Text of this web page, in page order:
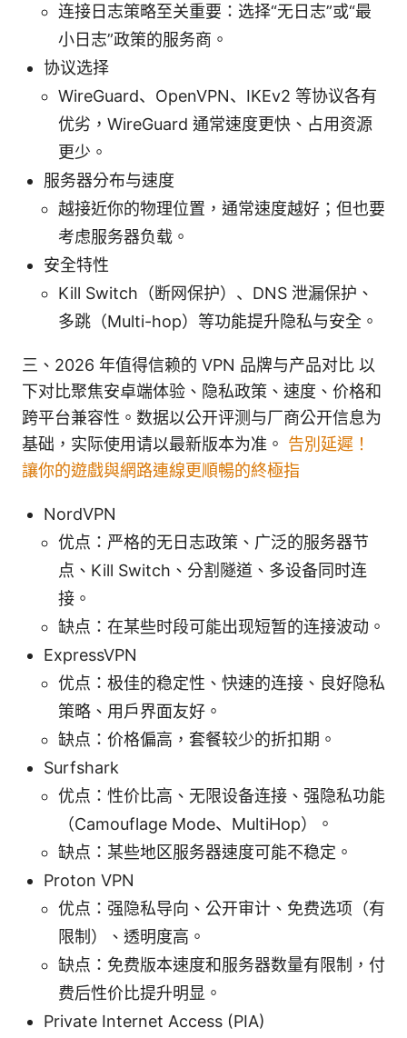
连接日志策略至关重要：选择“无日志”或“最
小日志”政策的服务商。
协议选择
WireGuard、OpenVPN、IKEv2 等协议各有
优劣，WireGuard 通常速度更快、占用资源
更少。
服务器分布与速度
越接近你的物理位置，通常速度越好；但也要
考虑服务器负载。
安全特性
Kill Switch（断网保护）、DNS 泄漏保护、
多跳（Multi-hop）等功能提升隐私与安全。
三、2026 年值得信赖的 VPN 品牌与产品对比 以
下对比聚焦安卓端体验、隐私政策、速度、价格和
跨平台兼容性。数据以公开评测与厂商公开信息为
基础，实际使用请以最新版本为准。 告別延遲！
讓你的遊戲與網路連線更順暢的終極指
NordVPN
优点：严格的无日志政策、广泛的服务器节
点、Kill Switch、分割隧道、多设备同时连
接。
缺点：在某些时段可能出现短暂的连接波动。
ExpressVPN
优点：极佳的稳定性、快速的连接、良好隐私
策略、用户界面友好。
缺点：价格偏高，套餐较少的折扣期。
Surfshark
优点：性价比高、无限设备连接、强隐私功能
（Camouflage Mode、MultiHop）。
缺点：某些地区服务器速度可能不稳定。
Proton VPN
优点：强隐私导向、公开审计、免费选项（有
限制）、透明度高。
缺点：免费版本速度和服务器数量有限制，付
费后性价比提升明显。
Private Internet Access (PIA)